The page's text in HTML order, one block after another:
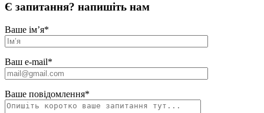
Є запитання? напишіть нам
Ваше ім’я*
Ваш e-mail*
Ваше повідомлення*